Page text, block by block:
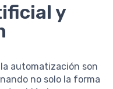
y
automatización son
no solo la forma